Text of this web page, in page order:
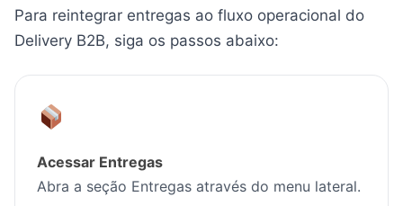
Para reintegrar entregas ao fluxo operacional do
Delivery B2B, siga os passos abaixo:
Acessar Entregas
Abra a seção Entregas através do menu lateral.